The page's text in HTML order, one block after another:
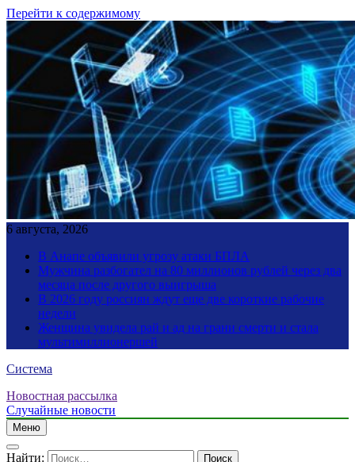
Перейти к содержимому
6 августа, 2026
В Анапе объявили угрозу атаки БПЛА
Мужчина разбогател на 80 миллионов рублей через два
месяца после другого выигрыша
В 2026 году россиян ждут еще две короткие рабочие
недели
Женщина увидела рай и ад на грани смерти и стала
мультимиллионершей
Система
Новостная рассылка
Случайные новости
Меню
Найти: